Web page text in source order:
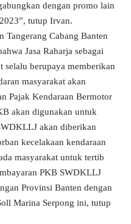
dengan promo lain
tutup Irvan.
Tangerang Cabang Banten
Jasa Raharja sebagai
selalu berupaya memberikan
masyarakat akan
Pajak Kendaraan Bermotor
akan digunakan untuk
akan diberikan
kecelakaan kendaraan
masyarakat untuk tertib
PKB SWDKLLJ
Provinsi Banten dengan
Marina Serpong ini, tutup